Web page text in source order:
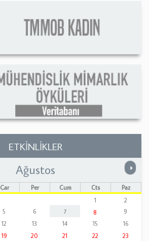
ETKİNLİKLER
»
Ağustos
Çar Per Cum Cts
Paz
1
2
5 6 7 8
9
12 13 14 15
16
19 20 21 22
23